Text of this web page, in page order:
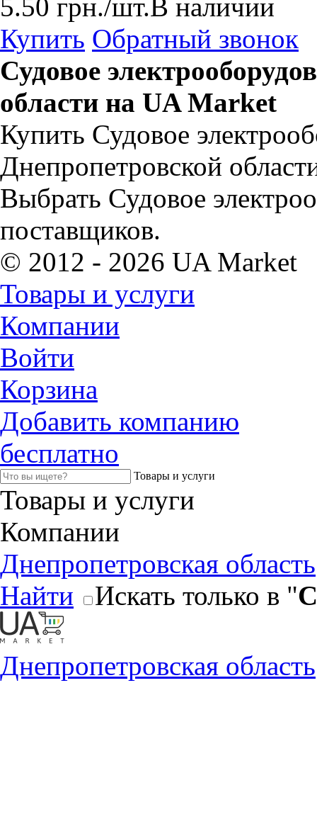
5.50 грн./шт.В наличии
Купить Обратный звонок
Судовое
области на UA Market
Купить Судовое
Днепропетровской
Выбрать Судовое
поставщиков.
© 2012 - 2026 UA Market
Товары и услуги
Компании
Войти
Корзина
Добавить компанию
бесплатно
Товары и услуги
Товары и услуги
Компании
Днепропетровская область
Найти
Искать только в "
Днепропетровская область